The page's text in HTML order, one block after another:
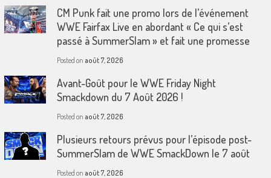
CM Punk fait une promo lors de l’événement
WWE Fairfax Live en abordant « Ce qui s’est
passé à SummerSlam » et fait une promesse
Posted on août 7, 2026
Avant-Goût pour le WWE Friday Night
Smackdown du 7 Août 2026 !
Posted on août 7, 2026
Plusieurs retours prévus pour l’épisode post-
SummerSlam de WWE SmackDown le 7 août
Posted on août 7, 2026